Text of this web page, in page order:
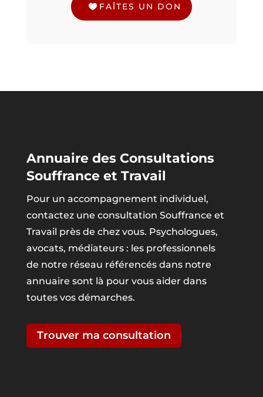
FAÎTES UN DON
Annuaire des Consultations
Souffrance et Travail
Pour un accompagnement individuel,
contactez une consultation Souffrance et
Travail près de chez vous. Psychologues,
avocats, médiateurs : les professionnels
de notre réseau référencés dans notre
annuaire sont là pour vous aider dans
toutes vos démarches.
Trouver ma consultation